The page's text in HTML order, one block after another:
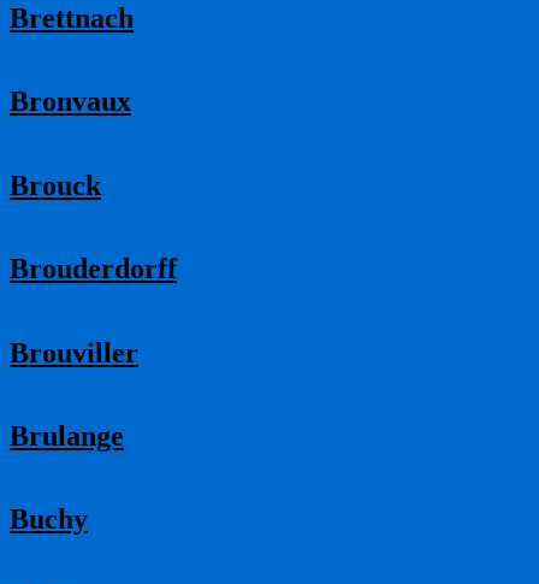
Brettnach
Bronvaux
Brouck
Brouderdorff
Brouviller
Brulange
Buchy